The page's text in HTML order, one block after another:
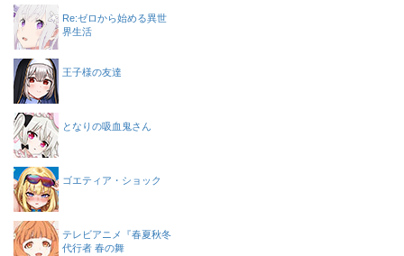
Re:ゼロから始める異世
界生活
王子様の友達
となりの吸血鬼さん
ゴエティア・ショック
テレビアニメ『春夏秋冬
代行者 春の舞